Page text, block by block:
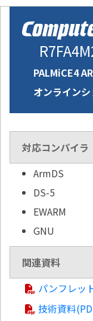
PALMiCE4
オンライン
対応コンパイラ
ArmDS
DS-5
EWARM
GNU
関連資料
パンフレッ
技術資料